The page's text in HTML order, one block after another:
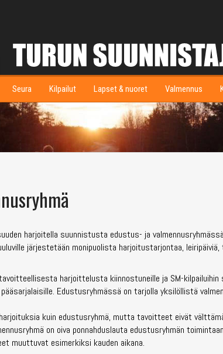
Seura Kilpailut Lapset & nuoret Valmennus
harjoitella suunnistusta edustus- ja
järjestetään monipuolista harjoitustarjontaa,
harjoittelusta kiinnostuneille ja SM-kilpailuihin
Edustusryhmässä on tarjolla yksilöllistä
kuin edustusryhmä, mutta tavoitteet eivät
on oiva ponnahduslauta edustusryhmän
muuttuvat esimerkiksi kauden aikana.